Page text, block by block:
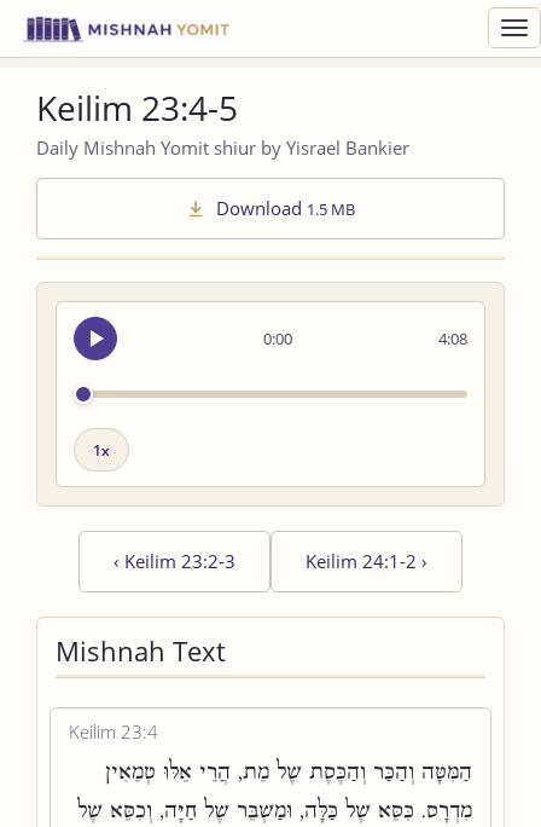
Keilim 23:4-5
Daily Mishnah Yomit shiur by Yisrael Bankier
Download 1.5 MB
0:00
Seek
audio
4:08
Playback
‹ Keilim 23:2-3 Keilim 24:1-2 ›
Mishnah Text
Keilim 23:4
הַמִּטָּה וְהַכַּר וְהַכֶּסֶת שֶׁל מֵת, הֲרֵי אֵלּוּ טְמֵאִין
מִדְרָס. כִּסֵּא שֶׁל כַּלָּה, וּמַשְׁבֵּר שֶׁל חַיָּה, וְכִסֵּא שֶׁל